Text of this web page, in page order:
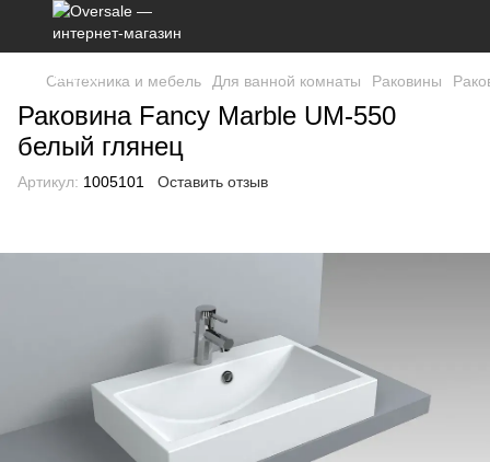
Сантехника и мебель Для ванной комнаты Раковины
Раковина Fancy Marble UM-550
белый глянец
Артикул: 1005101 Оставить отзыв